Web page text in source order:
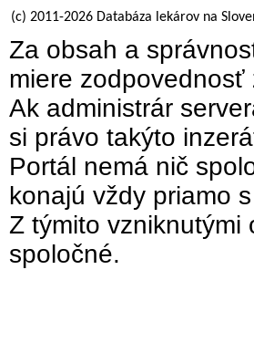
(c) 2011-2026 Databáza lekárov na
Za obsah a
miere
Ak administrár
si právo takýto
Portál nemá nič
konajú vždy priamo
Z týmito vzniknutými
spoločné.